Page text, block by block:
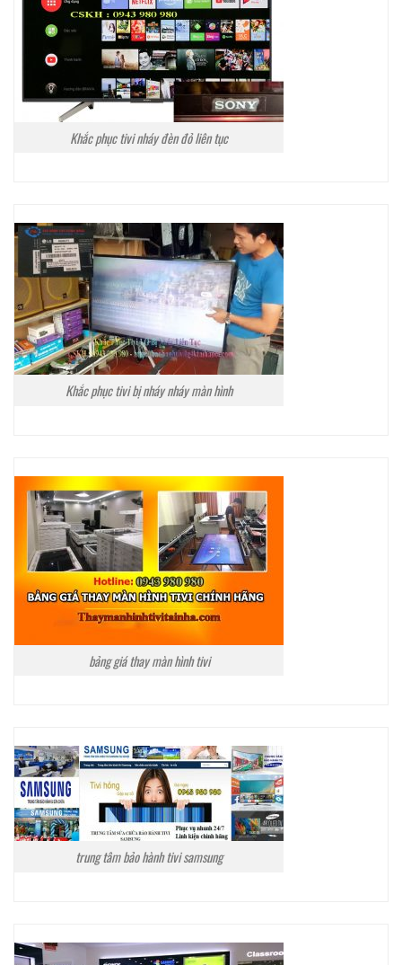
Khắc phục tivi nháy đèn đỏ liên tục
Khắc phục tivi bị nháy nháy màn hình
bảng giá thay màn hình tivi
trung tâm bảo hành tivi samsung